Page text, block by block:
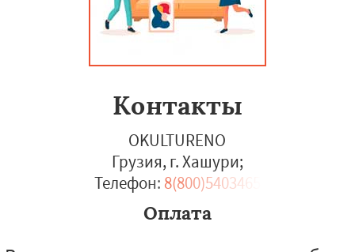
Контакты
OKULTURENO
Грузия, г. Хашури;
Телефон: 8(800)5403465
Оплата